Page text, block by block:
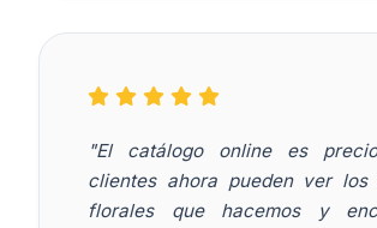
"El catálogo online es
clientes ahora pueden ver los
florales que hacemos y